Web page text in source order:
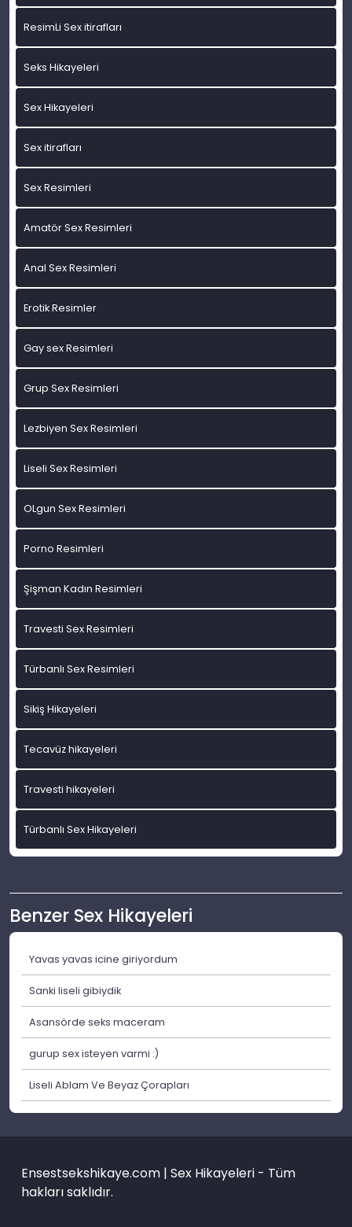
ResimLi Sex itirafları
Seks Hikayeleri
Sex Hikayeleri
Sex itirafları
Sex Resimleri
Amatör Sex Resimleri
Anal Sex Resimleri
Erotik Resimler
Gay sex Resimleri
Grup Sex Resimleri
Lezbiyen Sex Resimleri
Liseli Sex Resimleri
OLgun Sex Resimleri
Porno Resimleri
Şişman Kadın Resimleri
Travesti Sex Resimleri
Türbanlı Sex Resimleri
Sikiş Hikayeleri
Tecavüz hikayeleri
Travesti hikayeleri
Türbanlı Sex Hikayeleri
Benzer Sex Hikayeleri
Yavas yavas icine giriyordum
Sanki liseli gibiydik
Asansörde seks maceram
gurup sex isteyen varmi :)
Liseli Ablam Ve Beyaz Çorapları
Ensestsekshikaye.com | Sex Hikayeleri - Tüm
hakları saklıdır.